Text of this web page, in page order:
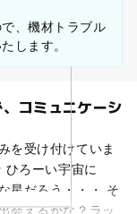
、機材トラブル
します。
コミュニケーシ
を受け付けていま
ろーい宇宙に
星だろう・・・ そ
会えるかな？ラッ